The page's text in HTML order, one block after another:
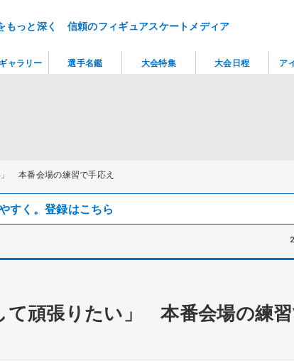
もっと深く 信頼のフィギュアスケートメディア
」 本番会場の練習で手応え
すく。登録はこちら
て頑張りたい」 本番会場の練
ャラリー 選手名鑑 大会特集 大会日程 ア